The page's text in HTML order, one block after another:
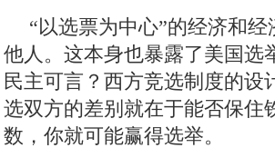
政治利益，而非经济上的胜利
张维为：我想这背后也反
是经济要以人民为中心，而特
只会使美国社会更加分裂。